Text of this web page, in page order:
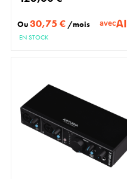
Ou30,75 € /mois avec
EN STOCK